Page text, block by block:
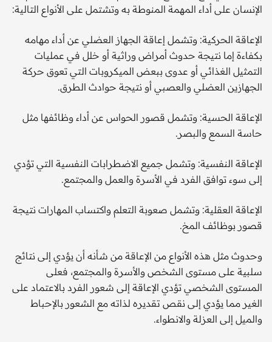
الإنسان على أداء المهمة المنوطة به وتشتمل على الأنواع التالية:
الإعاقة الحركية: وتشمل إعاقة الجهاز العضلي عن أداء مهامه
بكفاءة إما نتيجة حدوث أمراض وراثية أو خلل في عمليات
التمثيل الغذائي أو عدوى ببعض الميكروبات التي تعوق حركة
الجهازين العضلي والعصبي أو نتيجة حوادث الطرق.
الإعاقة الحسية: وتشمل قصور الحواس عن أداء وظائفها مثل
حاسة السمع والبصر.
الإعاقة النفسية: وتشمل جميع الاضطرابات النفسية التي تؤدي
إلى سوء توافق الفرد في الأسرة والعمل والمجتمع.
الإعاقة العقلية: وتشمل صعوبة التعلم واكتساب المهارات نتيجة
قصور بوظائف المخ.
وحدوث مثل هذه الأنواع من الإعاقة من شأنه أن يؤدي إلى نتائج
سلبية على مستوى الشخص والأسرة والمجتمع، فعلى
المستوى الشخصي تؤدي الإعاقة إلى شعور الفرد بالاعتماد على
الغير مما يؤدي إلى نقص تقديره لذاته مع الشعور بالإحباط
والميل إلى العزلة والانطواء.